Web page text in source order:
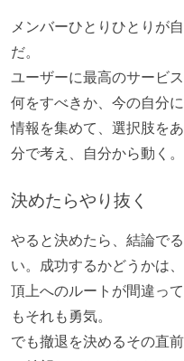
メンバーひとりひとりが
だ。
ユーザーに最高のサービ
何をすべきか、今の自分
情報を集めて、選択肢を
分で考え、自分から動く。
決めたらやり抜く
やると決めたら、結論で
い。成功するかどうかは
頂上へのルートが間違っ
もそれも勇気。
でも撤退を決めるその直